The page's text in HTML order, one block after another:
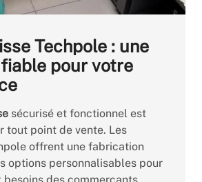
Techpole : une
pour votre
sécurisé et fonctionnel est
tout point de vente. Les
offrent une fabrication
options personnalisables pour
besoins des commerçants.